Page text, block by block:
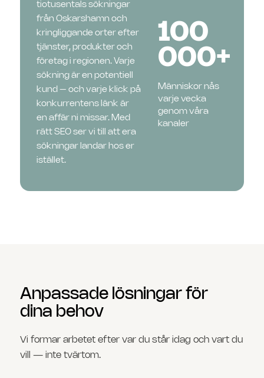
tiotusentals sökningar
från Oskarshamn och
kringliggande orter efter
tjänster, produkter och
företag i regionen. Varje
sökning är en potentiell
kund – och varje klick på
konkurrentens länk är
en affär ni missar. Med
rätt SEO ser vi till att era
sökningar landar hos er
istället.
100
000+
Människor nås
varje vecka
genom våra
kanaler
Anpassade lösningar för
dina behov
Vi formar arbetet efter var du står idag och vart du
vill — inte tvärtom.